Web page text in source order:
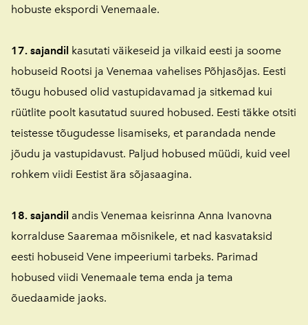
hobuste ekspordi Venemaale.
17. sajandil kasutati väikeseid ja vilkaid eesti ja soome
hobuseid Rootsi ja Venemaa vahelises Põhjasõjas. Eesti
tõugu hobused olid vastupidavamad ja sitkemad kui
rüütlite poolt kasutatud suured hobused. Eesti täkke otsiti
teistesse tõugudesse lisamiseks, et parandada nende
jõudu ja vastupidavust. Paljud hobused müüdi, kuid veel
rohkem viidi Eestist ära sõjasaagina.
18. sajandil andis Venemaa keisrinna Anna Ivanovna
korralduse Saaremaa mõisnikele, et nad kasvataksid
eesti hobuseid Vene impeeriumi tarbeks. Parimad
hobused viidi Venemaale tema enda ja tema
õuedaamide jaoks.